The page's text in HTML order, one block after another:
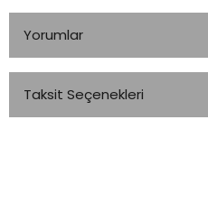
Yorumlar
Taksit Seçenekleri